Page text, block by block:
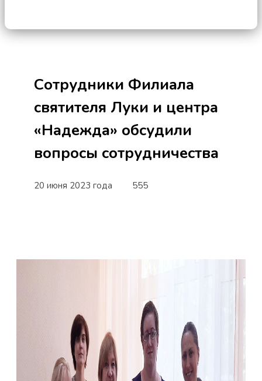
Сотрудники Филиала
святителя Луки и центра
«Надежда» обсудили
вопросы сотрудничества
20 июня 2023 года 555